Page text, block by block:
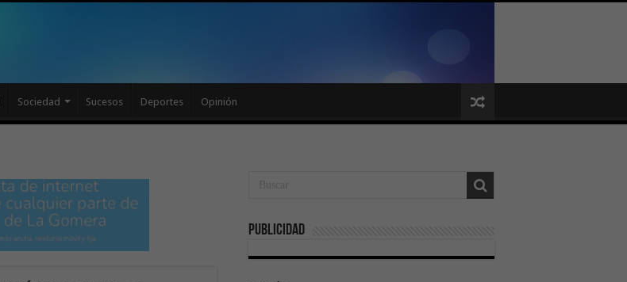
Sociedad Sucesos Deportes Opinión
Publicidad